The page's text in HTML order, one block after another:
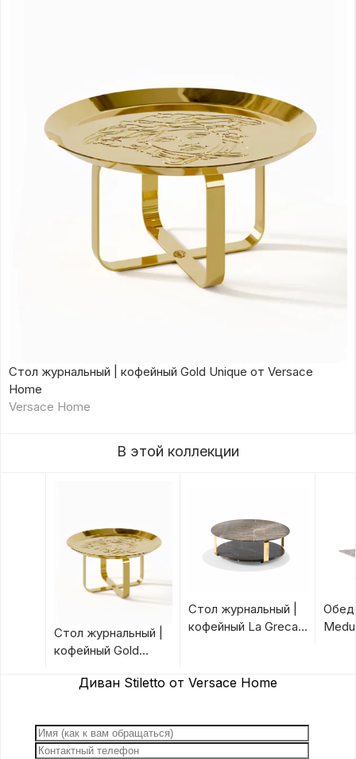
Стол журнальный | кофейный Gold Unique от Versace
Home
Versace Home
В этой коллекции
Стол журнальный |
кофейный Gold
Home
Стол журнальный |
кофейный La Greca
Диван Stiletto от Versace Home